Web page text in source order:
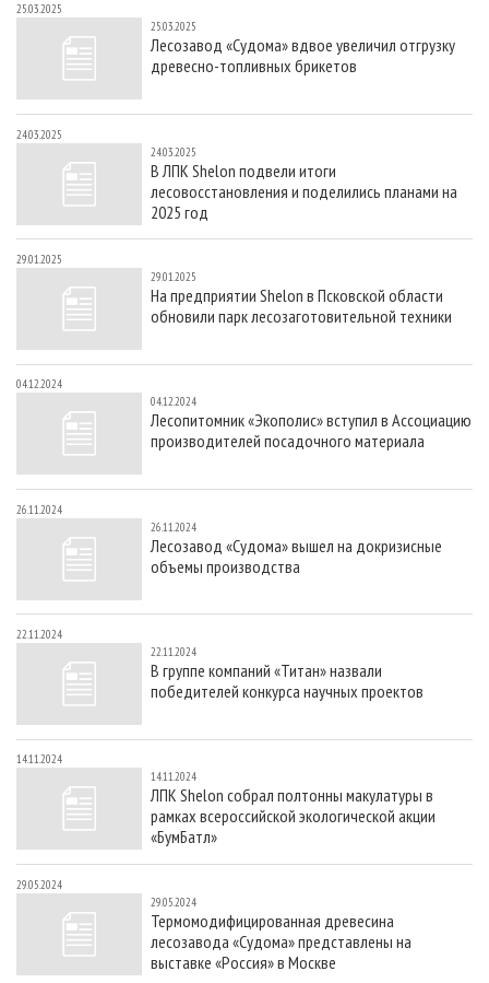
25.03.2025
25.03.2025
Лесозавод «Судома» вдвое увеличил отгрузку
древесно-топливных брикетов
24.03.2025
24.03.2025
В ЛПК Shelon подвели итоги
лесовосстановления и поделились планами на
2025 год
29.01.2025
29.01.2025
На предприятии Shelon в Псковской области
обновили парк лесозаготовительной техники
04.12.2024
04.12.2024
Лесопитомник «Экополис» вступил в Ассоциацию
производителей посадочного материала
26.11.2024
26.11.2024
Лесозавод «Судома» вышел на докризисные
объемы производства
22.11.2024
22.11.2024
В группе компаний «Титан» назвали
победителей конкурса научных проектов
14.11.2024
14.11.2024
ЛПК Shelon собрал полтонны макулатуры в
рамках всероссийской экологической акции
«БумБатл»
29.05.2024
29.05.2024
Термомодифицированная древесина
лесозавода «Судома» представлены на
выставке «Россия» в Москве